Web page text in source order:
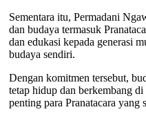
Sementara itu, Permadani
dan budaya termasuk
dan edukasi kepada generasi
budaya sendiri.
Dengan komitmen tersebut,
tetap hidup dan berkembang
penting para Pranatacara yang